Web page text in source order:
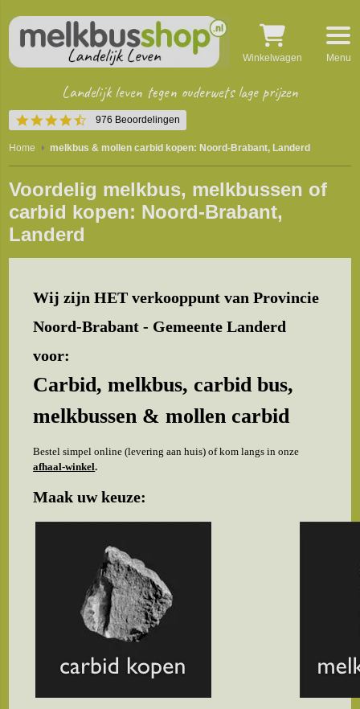
4.5
star
rating
976 Beoordelingen
Landelijk leven tegen ouderwets lage prijzen
Winkelwagen Menu
Home melkbus & mollen carbid kopen: Noord-Brabant, Landerd
Voordelig melkbus, melkbussen of
carbid kopen: Noord-Brabant,
Landerd
Wij zijn HET verkooppunt van Provincie
Noord-Brabant - Gemeente Landerd
voor:
Carbid, melkbus, carbid bus,
melkbussen & mollen carbid
Bestel simpel online (levering aan huis) of kom langs in onze
afhaal-winkel.
Maak uw keuze: